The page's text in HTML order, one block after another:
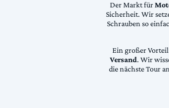
Der Markt für
Sicherheit. Wir
Schrauben so
Ein großer Vorteil
Versand. Wir
die nächste Tour